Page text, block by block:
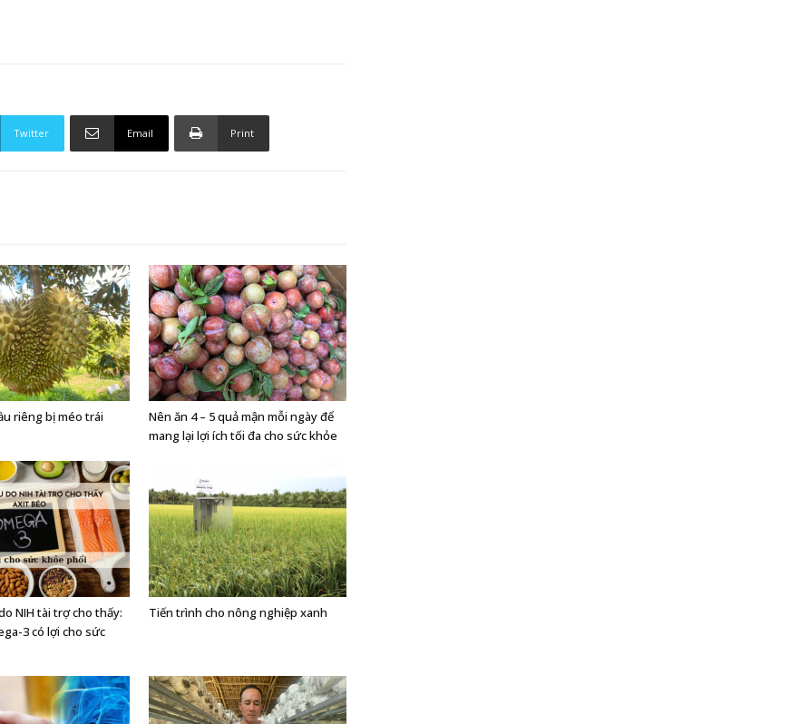
Twitter Email Print
riêng bị méo trái
Nên ăn 4 – 5 quả mận mỗi ngày để
mang lại lợi ích tối đa cho sức khỏe
NIH tài trợ cho thấy:
3 có lợi cho sức
Tiến trình cho nông nghiệp xanh